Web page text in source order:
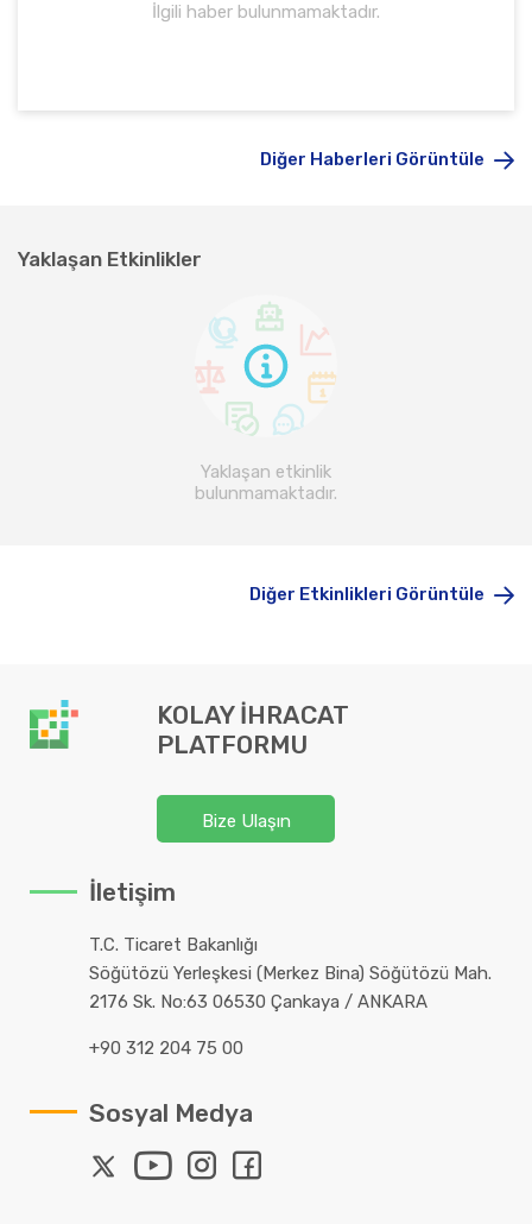
İlgili haber bulunmamaktadır.
Diğer Haberleri Görüntüle
Yaklaşan Etkinlikler
Yaklaşan etkinlik
bulunmamaktadır.
Diğer Etkinlikleri Görüntüle
KOLAY İHRACAT
PLATFORMU
Bize Ulaşın
İletişim
T.C. Ticaret Bakanlığı
Söğütözü Yerleşkesi (Merkez Bina) Söğütözü Mah.
2176 Sk. No:63 06530 Çankaya / ANKARA
+90 312 204 75 00
Sosyal Medya